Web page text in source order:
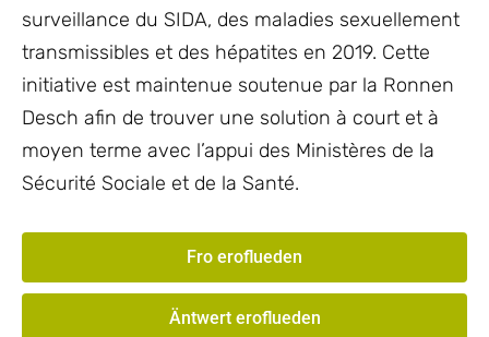
surveillance du SIDA, des maladies sexuellement
transmissibles et des hépatites en 2019. Cette
initiative est maintenue soutenue par la Ronnen
Desch afin de trouver une solution à court et à
moyen terme avec l’appui des Ministères de la
Sécurité Sociale et de la Santé.
Fro eroflueden
Äntwert eroflueden